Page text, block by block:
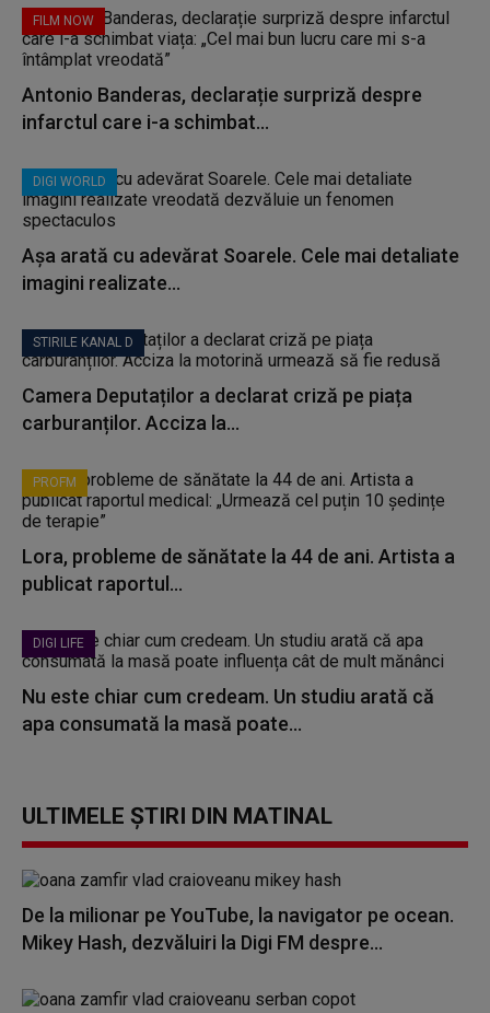
FILM NOW
Antonio Banderas, declarație surpriză despre
infarctul care i-a schimbat...
DIGI WORLD
Așa arată cu adevărat Soarele. Cele mai detaliate
imagini realizate...
STIRILE KANAL D
Camera Deputaților a declarat criză pe piața
carburanților. Acciza la...
PROFM
Lora, probleme de sănătate la 44 de ani. Artista a
publicat raportul...
DIGI LIFE
Nu este chiar cum credeam. Un studiu arată că
apa consumată la masă poate...
ULTIMELE ȘTIRI DIN MATINAL
De la milionar pe YouTube, la navigator pe ocean.
Mikey Hash, dezvăluiri la Digi FM despre...